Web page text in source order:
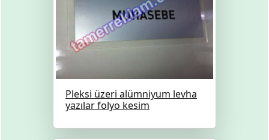
Pleksi üzeri alümniyum levha
yazılar folyo kesim